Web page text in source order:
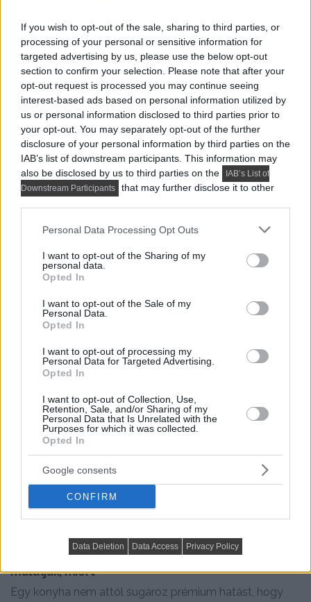
If you wish to opt-out of the sale, sharing to third parties, or
processing of your personal or sensitive information for
targeted advertising by us, please use the below opt-out
section to confirm your selection. Please note that after your
opt-out request is processed you may continue seeing
interest-based ads based on personal information utilized by
us or personal information disclosed to third parties prior to
your opt-out. You may separately opt-out of the further
disclosure of your personal information by third parties on the
IAB’s list of downstream participants. This information may
also be disclosed by us to third parties on the
IAB’s List of
Downstream Participants
that may further disclose it to other
Please note that this website/app uses one or more Google
not limited to your visit or usage behaviour. You may click to
grant or deny consent to Google and its third-party tags to
use your data for below specified purposes in below Google
consent section.
Personal Data Processing Opt Outs
I want to opt-out of the Sharing of my
personal data.
Opted In
I want to opt-out of the Sale of my
Personal Data.
Opted In
I want to opt-out of processing my
Personal Data for Targeted Advertising.
Opted In
I want to opt-out of Collection, Use,
Retention, Sale, and/or Sharing of my
Personal Data that Is Unrelated with the
Purposes for which it was collected.
Opted In
Google consents
CONFIRM
Data Deletion Data Access Privacy Policy
Nyugdíjas, aktív hölgy különleges kis lakása
galériával növelve a hasznos területet, 29m2
Következő cikk
Minimalista stílus ötletek – kinek való a letisztult
Konyha, étkező
Ezek a cikkek is érdekelhetnek:
A jól megtervezett konyha drágábbnak hat:
mutatjuk, miért
Egy konyha nem attól sugároz prémium hatást, hogy